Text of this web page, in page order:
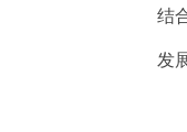
结
发